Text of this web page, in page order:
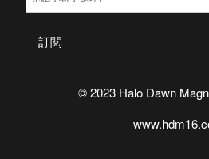
訂閱
© 2023 Halo Dawn